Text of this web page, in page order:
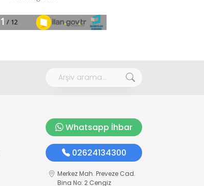
Whatsapp İhbar
02624134300
Merkez Mah. Preveze Cad.
Bina No: 2 Cengiz